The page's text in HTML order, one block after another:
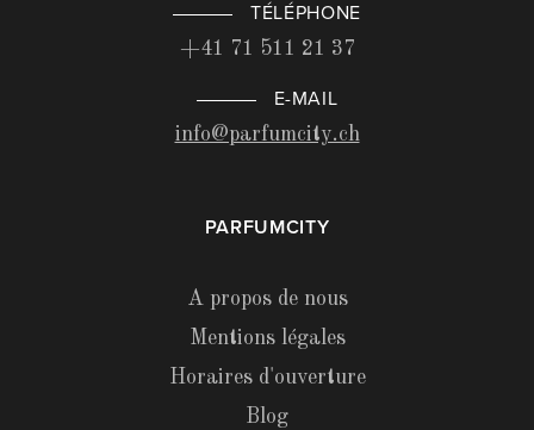
TÉLÉPHONE
+41 71 511 21 37
E-MAIL
info@parfumcity.ch
PARFUMCITY
A propos de nous
Mentions légales
Horaires d'ouverture
Blog